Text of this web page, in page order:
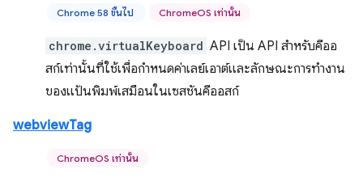
Chrome 58 ขึ้นไป ChromeOS เท่านั้น
chrome.virtualKeyboard API เป็น API สำหรับคีออ
สก์เท่านั้นที่ใช้เพื่อกำหนดค่าเลย์เอาต์และลักษณะการทำงาน
ของแป้นพิมพ์เสมือนในเซสชันคีออสก์
webviewTag
ChromeOS เท่านั้น